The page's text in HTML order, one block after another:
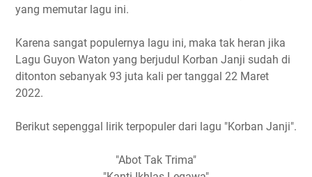
yang memutar lagu ini.
Karena sangat populernya lagu ini, maka tak heran jika
Lagu Guyon Waton yang berjudul Korban Janji sudah di
ditonton sebanyak 93 juta kali per tanggal 22 Maret
2022.
Berikut sepenggal lirik terpopuler dari lagu "Korban Janji".
"Abot Tak Trima"